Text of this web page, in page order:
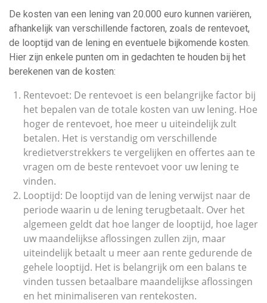
De kosten van een lening van 20.000 euro kunnen variëren,
afhankelijk van verschillende factoren, zoals de rentevoet,
de looptijd van de lening en eventuele bijkomende kosten.
Hier zijn enkele punten om in gedachten te houden bij het
berekenen van de kosten:
Rentevoet: De rentevoet is een belangrijke factor bij
het bepalen van de totale kosten van uw lening. Hoe
hoger de rentevoet, hoe meer u uiteindelijk zult
betalen. Het is verstandig om verschillende
kredietverstrekkers te vergelijken en offertes aan te
vragen om de beste rentevoet voor uw lening te
vinden.
Looptijd: De looptijd van de lening verwijst naar de
periode waarin u de lening terugbetaalt. Over het
algemeen geldt dat hoe langer de looptijd, hoe lager
uw maandelijkse aflossingen zullen zijn, maar
uiteindelijk betaalt u meer aan rente gedurende de
gehele looptijd. Het is belangrijk om een balans te
vinden tussen betaalbare maandelijkse aflossingen
en het minimaliseren van rentekosten.